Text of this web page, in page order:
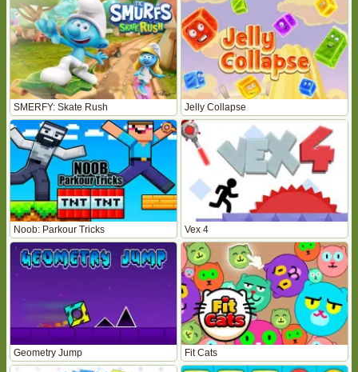
SMERFY: Skate Rush Jelly Collapse
Noob: Parkour Tricks Vex 4
Geometry Jump Fit Cats